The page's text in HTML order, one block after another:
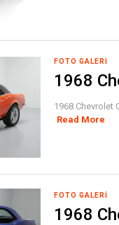
FOTO GALERI
1968
1968 Chevrolet
Read More
FOTO GALERI
1968